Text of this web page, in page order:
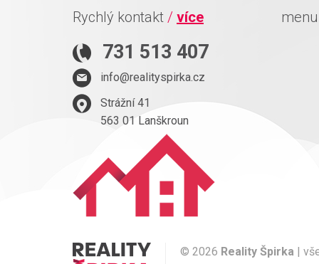
Rychlý kontakt / více
731 513 407
info@realityspirka.cz
Strážní 41
563 01 Lanškroun
© 2026 Reality Špirka |